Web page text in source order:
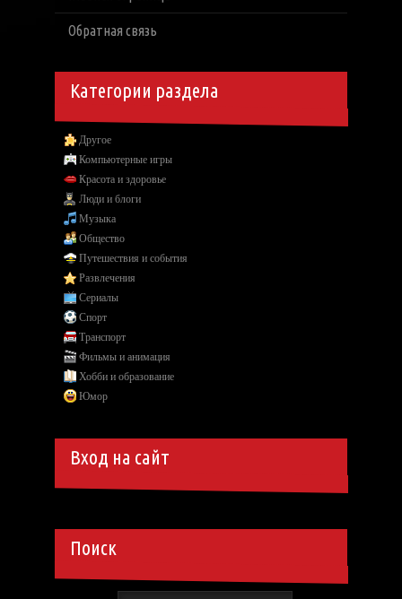
Обратная связь
Категории раздела
Другое
Компьютерные игры
Красота и здоровье
Люди и блоги
Музыка
Общество
Путешествия и события
Развлечения
Сериалы
Спорт
Транспорт
Фильмы и анимация
Хобби и образование
Юмор
Вход на сайт
Поиск